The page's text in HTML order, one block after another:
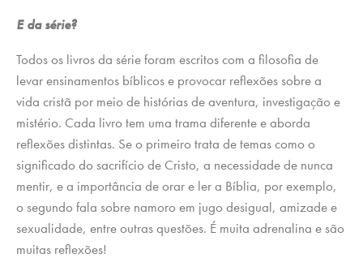
E da série?
Todos os livros da série foram escritos com a filosofia de
levar ensinamentos bíblicos e provocar reflexões sobre a
vida cristã por meio de histórias de aventura, investigação e
mistério. Cada livro tem uma trama diferente e aborda
reflexões distintas. Se o primeiro trata de temas como o
significado do sacrifício de Cristo, a necessidade de nunca
mentir, e a importância de orar e ler a Bíblia, por exemplo,
o segundo fala sobre namoro em jugo desigual, amizade e
sexualidade, entre outras questões. É muita adrenalina e são
muitas reflexões!